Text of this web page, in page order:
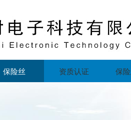
保险丝 资质认证 保